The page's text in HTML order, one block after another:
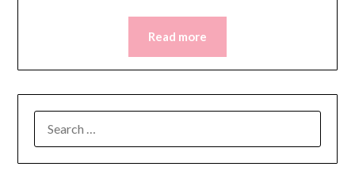
Read more
FOR: